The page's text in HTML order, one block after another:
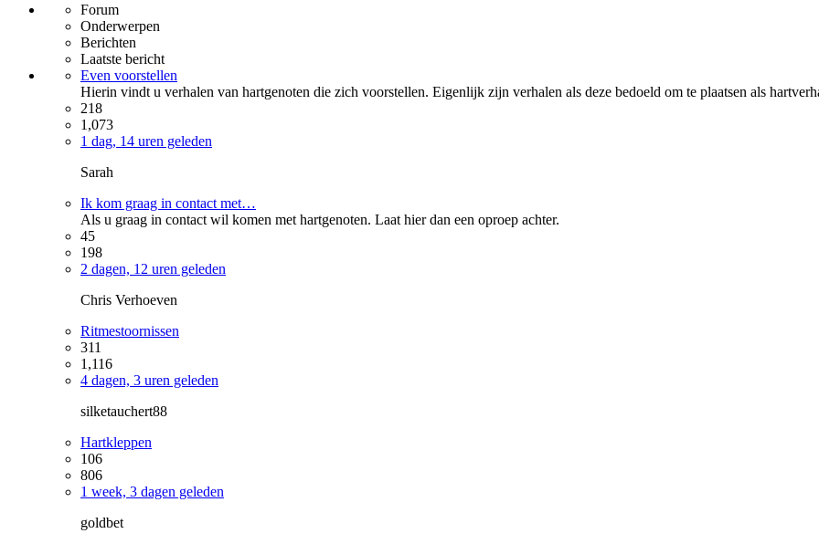
Forum
Onderwerpen
Berichten
Laatste bericht
Even voorstellen
Hierin vindt u verhalen van hartgenoten die zich voorstellen. Eigenlijk zijn verhalen als deze bedoeld om te plaatsen als
218
1,073
1 dag, 14 uren geleden
Sarah
Ik kom graag in contact met…
Als u graag in contact wil komen met hartgenoten. Laat hier dan een oproep achter.
45
198
2 dagen, 12 uren geleden
Chris Verhoeven
Ritmestoornissen
311
1,116
4 dagen, 3 uren geleden
silketauchert88
Hartkleppen
106
806
1 week, 3 dagen geleden
goldbet